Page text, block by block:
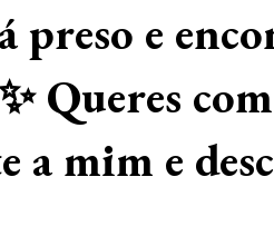
preso e
Queres
a mim e